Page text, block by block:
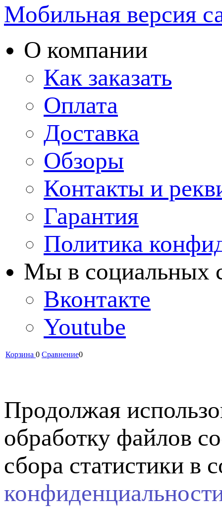
Мобильная версия
О компании
Как заказать
Оплата
Доставка
Обзоры
Контакты и
Гарантия
Политика
Мы в cоциальных
Вконтакте
Youtube
Корзина 0 Сравнение0
Продолжая
обработку файлов
сбора статистики в